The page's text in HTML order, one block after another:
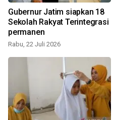
Gubernur Jatim siapkan 18
Sekolah Rakyat Terintegrasi
permanen
Rabu, 22 Juli 2026